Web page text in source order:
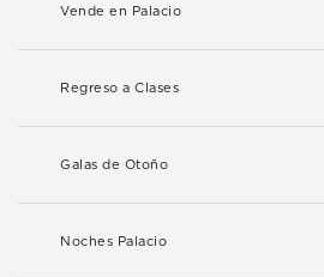
Vende en Palacio
Regreso a Clases
Galas de Otoño
Noches Palacio